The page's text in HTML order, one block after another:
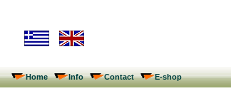
Home Info Contact E-shop